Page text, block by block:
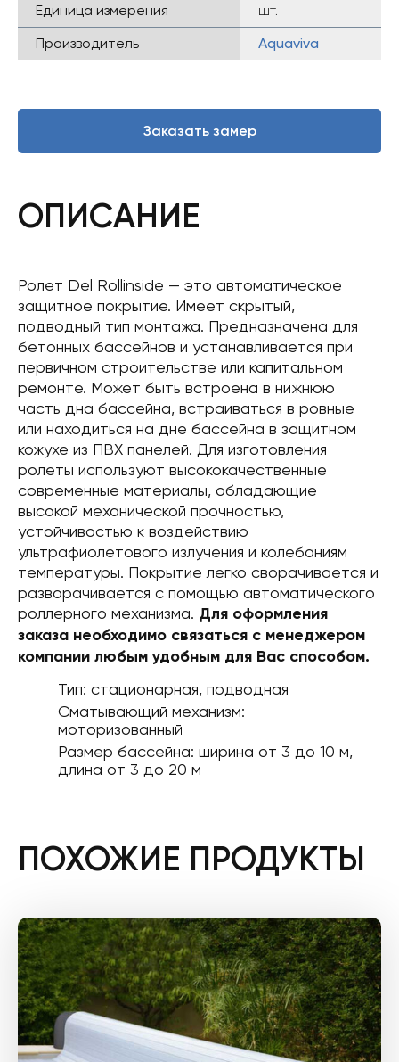
Единица измерения
шт.
Производитель
Aquaviva
Заказать замер
ОПИСАНИЕ
Ролет Del Rollinside — это автоматическое
защитное покрытие. Имеет скрытый,
подводный тип монтажа. Предназначена для
бетонных бассейнов и устанавливается при
первичном строительстве или капитальном
ремонте. Может быть встроена в нижнюю
часть дна бассейна, встраиваться в ровные
или находиться на дне бассейна в защитном
кожухе из ПВХ панелей. Для изготовления
ролеты используют высококачественные
современные материалы, обладающие
высокой механической прочностью,
устойчивостью к воздействию
ультрафиолетового излучения и колебаниям
температуры. Покрытие легко сворачивается и
разворачивается с помощью автоматического
роллерного механизма. Для оформления
заказа необходимо связаться с менеджером
компании любым удобным для Вас способом.
Тип: стационарная, подводная
Сматывающий механизм:
моторизованный
Размер бассейна: ширина от 3 до 10 м,
длина от 3 до 20 м
ПОХОЖИЕ ПРОДУКТЫ